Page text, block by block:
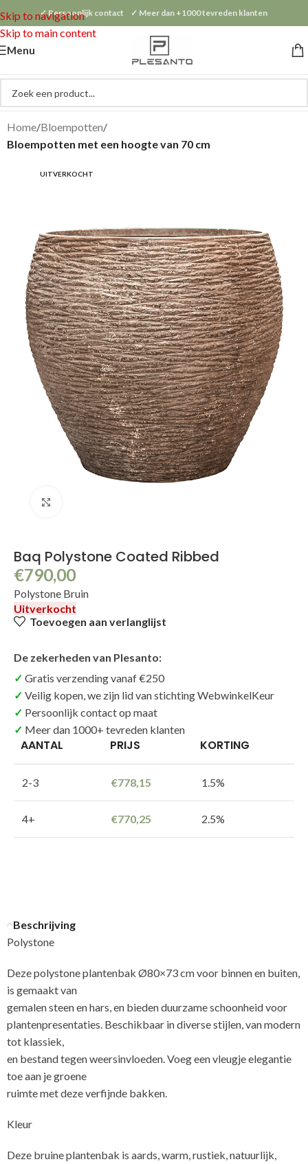
Skip to navigation
Skip to main content
✓ Persoonlijk contact ✓ Meer dan +1000 tevreden klanten
Menu
Home Bloempotten
Bloempotten met een hoogte van 70 cm
UITVERKOCHT
Baq Polystone Coated Ribbed
€790,00
Polystone Bruin
Uitverkocht
Toevoegen aan verlanglijst
De zekerheden van Plesanto:
Gratis verzending vanaf €250
Veilig kopen, we zijn lid van stichting WebwinkelKeur
Persoonlijk contact op maat
Meer dan 1000+ tevreden klanten
AANTAL PRIJS KORTING
2-3 €778,15 1.5%
4+ €770,25 2.5%
Beschrijving
Polystone
Deze polystone plantenbak Ø80×73 cm voor binnen en buiten,
is gemaakt van
gemalen steen en hars, en bieden duurzame schoonheid voor
plantenpresentaties. Beschikbaar in diverse stijlen, van modern
tot klassiek,
en bestand tegen weersinvloeden. Voeg een vleugje elegantie
toe aan je groene
ruimte met deze verfijnde bakken.
Kleur
Deze bruine plantenbak is aards, warm, rustiek, natuurlijk,